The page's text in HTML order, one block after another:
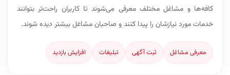
کافه‌ها و مشاغل مختلف معرفی می‌شوند تا کاربران راحت‌تر بتوانند
خدمات مورد نیازشان را پیدا کنند و صاحبان مشاغل بیشتر دیده شوند.
معرفی مشاغل ثبت آگهی تبلیغات افزایش بازدید